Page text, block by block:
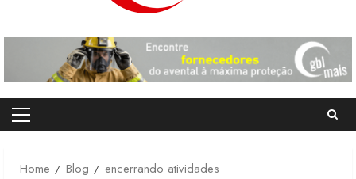
Primary
Home
Blog encerrando atividades